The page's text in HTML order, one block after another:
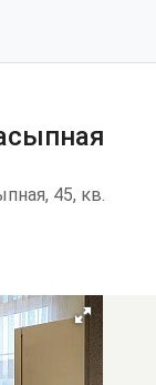
45, кв.